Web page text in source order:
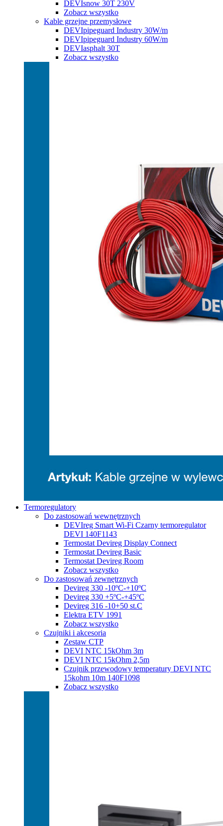
DEVIsnow 30T 230V
Zobacz wszystko
Kable grzejne przemysłowe
DEVIpipeguard Industry 30W/m
DEVIpipeguard Industry 60W/m
DEVIasphalt 30T
Zobacz wszystko
Termoregulatory
Do zastosowań wewnętrznych
DEVIreg Smart Wi-Fi Czarny termoregulator
DEVI 140F1143
Termostat Devireg Display Connect
Termostat Devireg Basic
Termostat Devireg Room
Zobacz wszystko
Do zastosowań zewnętrznych
Devireg 330 -10ºC-+10ºC
Devireg 330 +5ºC-+45ºC
Devireg 316 -10+50 st.C
Elektra ETV 1991
Zobacz wszystko
Czujniki i akcesoria
Zestaw CTP
DEVI NTC 15kOhm 3m
DEVI NTC 15kOhm 2,5m
Czujnik przewodowy temperatury DEVI NTC
15kohm 10m 140F1098
Zobacz wszystko